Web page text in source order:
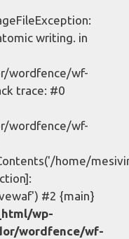
writing. in
wordfence/wf-
trace: #0
wordfence/wf-
home/
#2 {main}
wp-
wordfence/wf-